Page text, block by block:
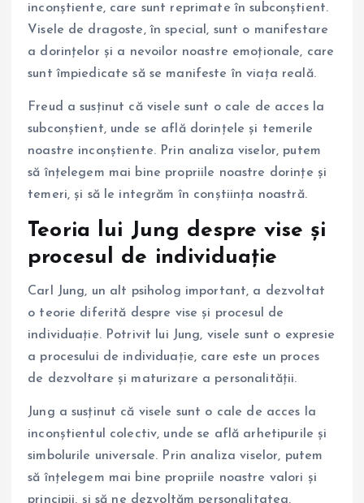
inconștiente, care sunt reprimate în subconștient.
Visele de dragoste, în special, sunt o manifestare
a dorințelor și a nevoilor noastre emoționale, care
sunt împiedicate să se manifeste în viața reală.
Freud a susținut că visele sunt o cale de acces la
subconștient, unde se află dorințele și temerile
noastre inconștiente. Prin analiza viselor, putem
să înțelegem mai bine propriile noastre dorințe și
temeri, și să le integrăm în conștiința noastră.
Teoria lui Jung despre vise și
procesul de individuație
Carl Jung, un alt psiholog important, a dezvoltat
o teorie diferită despre vise și procesul de
individuație. Potrivit lui Jung, visele sunt o expresie
a procesului de individuație, care este un proces
de dezvoltare și maturizare a personalității.
Jung a susținut că visele sunt o cale de acces la
inconștientul colectiv, unde se află arhetipurile și
simbolurile universale. Prin analiza viselor, putem
să înțelegem mai bine propriile noastre valori și
principii, și să ne dezvoltăm personalitatea.